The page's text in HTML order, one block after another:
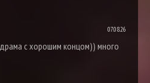
07.08.26
с хорошим концом)) много